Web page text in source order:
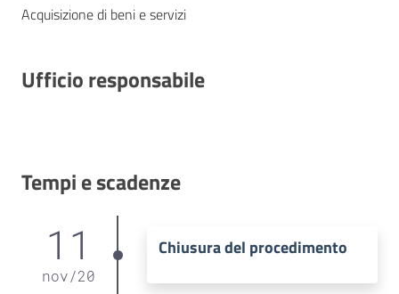
Acquisizione di beni e servizi
Ufficio responsabile
Tempi e scadenze
11
nov/20
Chiusura del procedimento